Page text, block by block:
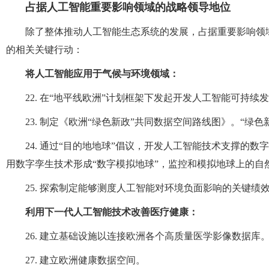
占据人工智能重要影响领域的战略领导地位
除了整体推动人工智能生态系统的发展，占据重要影响
的相关关键行动：
将人工智能应用于气候与环境领域：
22. 在“地平线欧洲”计划框架下发起开发人工智能可持续
23. 制定《欧洲“绿色新政”共同数据空间路线图》。“绿
24. 通过“目的地地球”倡议，开发人工智能技术支撑的
用数字孪生技术形成“数字模拟地球”，监控和模拟地球上的
25. 探索制定能够测度人工智能对环境负面影响的关键绩
利用下一代人工智能技术改善医疗健康：
26. 建立基础设施以连接欧洲各个高质量医学影像数据库
27. 建立欧洲健康数据空间。